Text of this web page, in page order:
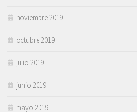
noviembre 2019
octubre 2019
julio 2019
junio 2019
mayo 2019